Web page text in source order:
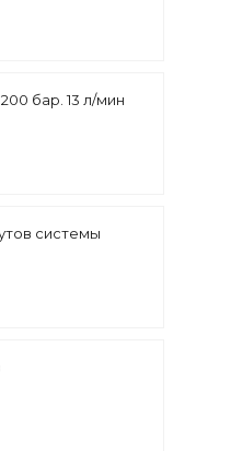
бар. 13 л/мин
системы